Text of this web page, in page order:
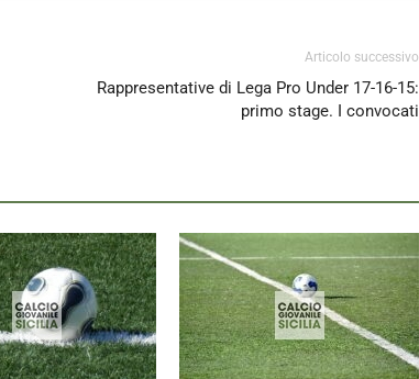
Articolo successivo
Rappresentative di Lega Pro Under 17-16-15:
primo stage. I convocati